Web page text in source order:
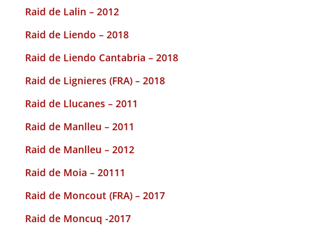
Raid de Lalin – 2012
Raid de Liendo – 2018
Raid de Liendo Cantabria – 2018
Raid de Lignieres (FRA) – 2018
Raid de Llucanes – 2011
Raid de Manlleu – 2011
Raid de Manlleu – 2012
Raid de Moia – 20111
Raid de Moncout (FRA) – 2017
Raid de Moncuq -2017